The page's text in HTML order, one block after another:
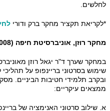
לחלשים.
*לקריאת תקציר מחקר ברק ודורי
מחקר רוזן, אוניברסיטת חיפה (2008)
במחקר שערך ד"ר יגאל רוזן
שימוש בסרטוני בריינפופ על
ובקרב תלמידי חטיבות הביניים.
ממצאים עיקריים:
א. שילוב סרטוני האנימציה של